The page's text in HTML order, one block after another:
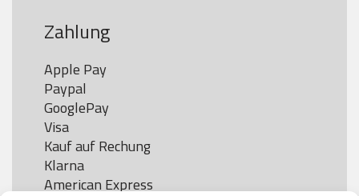
Zahlung
Apple Pay
Paypal
GooglePay
Visa
Kauf auf Rechung
Klarna
American Express